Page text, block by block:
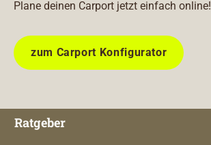
Plane deinen Carport jetzt einfach online!
zum Carport Konfigurator
Ratgeber